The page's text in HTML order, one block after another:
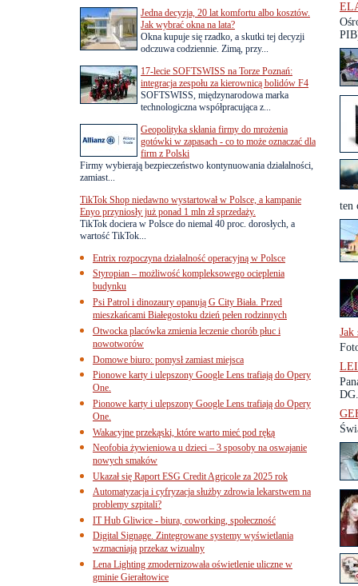
ten
Jak
Jedna decyzja, 20 lat komfortu albo kosztów.
Jak wybrać okna na lata?
Okna kupuje się rzadko, a skutki tej decyzji
odczuwa codziennie. Zimą, przy...
17-lecie SOFTSWISS na Torze Poznań:
integracja zespołu za kierownicą bolidów F4
SOFTSWISS, międzynarodowa marka
technologiczna współpracująca z...
Geopolityka skłania firmy do mrożenia
gotówki w zapasach - co to może oznaczać dla
firm z Polski
Firmy wybierają bezpieczeństwo kontynuowania działalności,
zamiast...
TikTok Shop niedawno wystartował w Polsce, a kampanie
Enyo przyniosły już ponad 1 mln zł sprzedaży.
TikTok dociera w Polsce do niemal 40 proc. dorosłych, a
wartość TikTok...
Entrix rozpoczyna działalność operacyjną w Polsce
Styropian – możliwość kompleksowego ocieplenia
budynku
Psi Patrol i dinozaury opanują G City Biała. Przed
mieszkańcami Białegostoku dzień pełen rodzinnych
Otwocka placówka zmienia leczenie chorób płuc i
nowotworów
Domowe biuro: pomysł zamiast miejsca
Pionowe karty i ulepszony Google Lens trafiają do Opery
One.
Pionowe karty i ulepszony Google Lens trafiają do Opery
One.
Wakacyjne przekąski, które warto mieć pod ręką
Neofobia żywieniowa u dzieci – 3 sposoby na oswajanie
nowych smaków
Ukazał się Raport ESG Credit Agricole za 2025 rok
Automatyzacja i cyfryzacja służby zdrowia lekarstwem na
problemy szpitali?
IT Hub Gliwice - biura, coworking, społeczność
Digital Signage. Zintegrowane systemy wyświetlania
wzmacniają przekaz wizualny
Lena Lighting zmodernizowała oświetlenie uliczne w
gminie Gierałtowice